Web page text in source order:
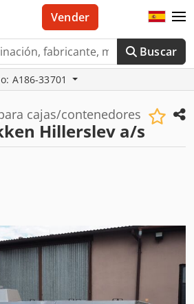
Buscar
Vender
A186-33701
cajas/contenedores
Hillerslev a/s